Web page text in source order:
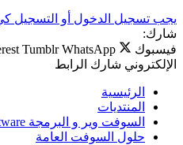
يجب تسجيل الدخول أو التسجيل
شارك:
فيسبوك
Tumblr WhatsApp
الإلكتروني شارك الرابط
الرئيسية
المنتديات
السوفت وير و البرمجة software
حلول السوفت العامة